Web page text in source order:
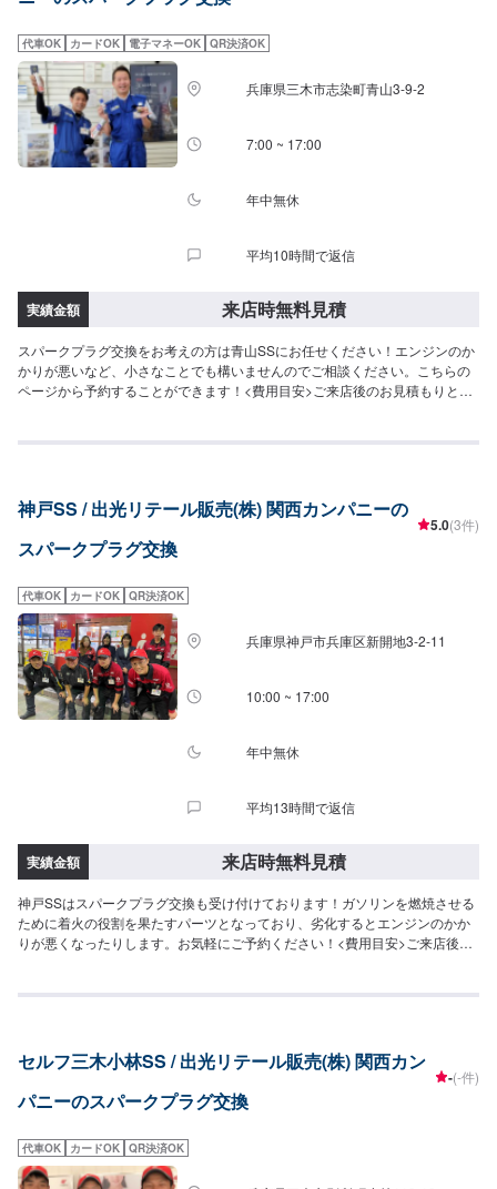
代車OK カードOK 電子マネーOK QR決済OK
兵庫県三木市志染町青山3-9-2
7:00 ~ 17:00
年中無休
平均10時間で返信
実績金額 来店時無料見積
スパークプラグ交換をお考えの方は青山SSにお任せください！エンジンのか
かりが悪いなど、小さなことでも構いませんのでご相談ください。こちらの
ページから予約することができます！<費用目安>ご来店後のお見積もりとな
神戸SS / 出光リテール販売(株) 関西カンパニーの
スパークプラグ交換
5.0(3件)
代車OK カードOK QR決済OK
兵庫県神戸市兵庫区新開地3-2-11
10:00 ~ 17:00
年中無休
平均13時間で返信
実績金額 来店時無料見積
神戸SSはスパークプラグ交換も受け付けております！ガソリンを燃焼させる
ために着火の役割を果たすパーツとなっており、劣化するとエンジンのかか
りが悪くなったりします。お気軽にご予約ください！<費用目安>ご来店後の
セルフ三木小林SS / 出光リテール販売(株) 関西カン
パニーのスパークプラグ交換
-(-件)
代車OK カードOK QR決済OK